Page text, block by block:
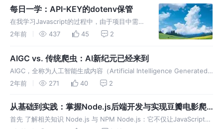
这其实并非是在考察你的代码的能力，而是在考
每日一学：API-KEY的dotenv保管
在我学习Javascript的过程中，由于项目中需要
输入个人的api-key，而这些是不太能泄露出去
去）--其实是因为这么些key，有些是有使用次
数的。我个人有这
2年前 437 45 2
AIGC vs. 传统爬虫：AI新纪元已经来到
AIGC，全称为人工智能生成内容（Artificial Intelligence Generated
Content），标志着人工智能技术在创意与内容创作领域的重大进步。
2年前 271 40 2
从基础到实践：掌握Node.js后端开发与实现豆瓣电影爬
虫项目
首先 了解相关知识 Node.js 与 NPM Node.js：它不仅让JavaScript能